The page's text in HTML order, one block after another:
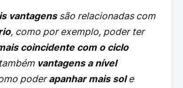
vantagenssão relacionadas com
, como por exemplo, poder ter
coincidente com o ciclo
vantagens a nível
poderapanhar mais sole